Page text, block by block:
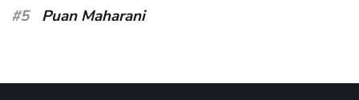
#5
Puan Maharani